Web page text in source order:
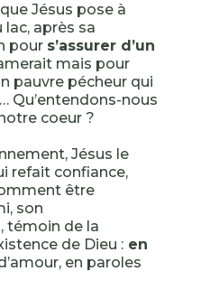
Jésus pose à
lac, après sa
pour s’assurer d’un
mais pour
pauvre pécheur qui
Qu’entendons-nous
coeur ?
Jésus le
refait confiance,
être
son
, témoin de la
de Dieu :en
en paroles